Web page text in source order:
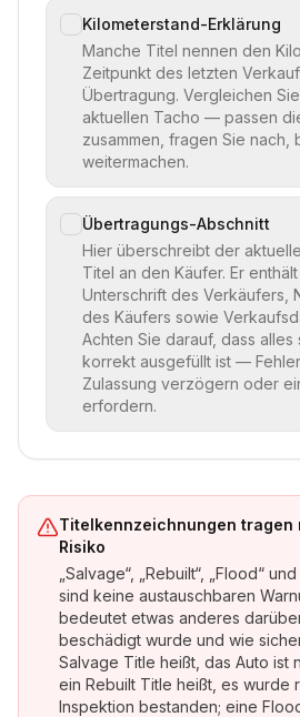
Kilometerstand-Erklärung
Manche Titel nennen den
Zeitpunkt des letzten
Übertragung. Vergleichen
aktuellen Tacho — passen
zusammen, fragen Sie nach,
weitermachen.
Übertragungs-Abschnitt
Hier überschreibt der
Titel an den Käufer. Er
Unterschrift des Verkäufers,
des Käufers sowie
Achten Sie darauf, dass alles
korrekt ausgefüllt ist —
Zulassung verzögern oder
erfordern.
Titelkennzeichnungen tragen
Risiko
„Salvage“, „Rebuilt“, „Flood“
sind keine austauschbaren
bedeutet etwas anderes
beschädigt wurde und wie
Salvage Title heißt, das Auto ist
ein Rebuilt Title heißt, es wurde
Inspektion bestanden; eine